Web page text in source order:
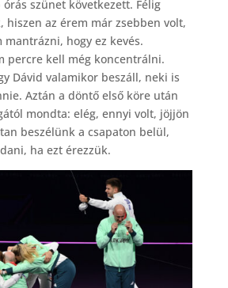
szünet következett. Félig
hiszen az érem már zsebben volt,
mantrázni, hogy ez kevés.
percre kell még koncentrálni.
Dávid valamikor beszáll, neki is
Aztán a döntő első köre után
mondta: elég, ennyi volt, jöjjön
beszélünk a csapaton belül,
ha ezt érezzük.